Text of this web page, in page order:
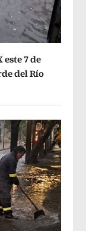
este 7 de
del Río